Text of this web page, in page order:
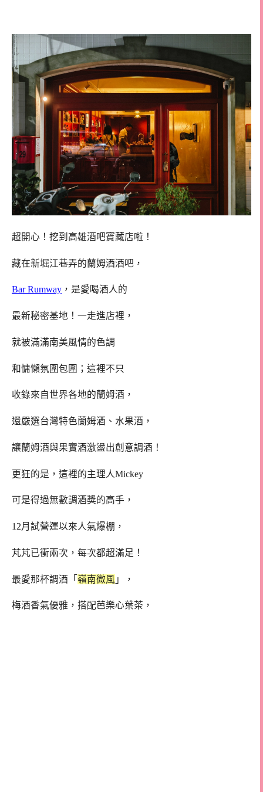
超開心！挖到高雄酒吧寶藏店啦！
藏在新堀江巷弄的蘭姆酒酒吧，
Bar Rumway ，是愛喝酒人的
最新秘密基地！一走進店裡，
就被滿滿南美風情的色調
和慵懶氛圍包圍；這裡不只
收錄來自世界各地的蘭姆酒，
還嚴選台灣特色蘭姆酒、水果酒，
讓蘭姆酒與果實酒激盪出創意調酒！
更狂的是，這裡的主理人Mickey
可是得過無數調酒獎的高手，
12月試營運以來人氣爆棚，
芃芃已衝兩次，每次都超滿足！
最愛那杯調酒「 嶺南微風 」，
梅酒香氣優雅，搭配芭樂心葉茶，